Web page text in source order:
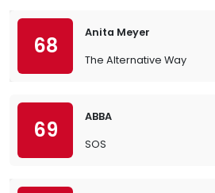
68
Anita Meyer
The Alternative Way
69
ABBA
SOS